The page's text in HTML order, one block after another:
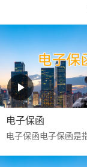
电子保函